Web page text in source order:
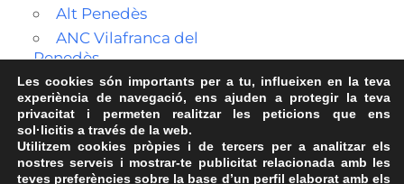
Alt Penedès
ANC Vilafranca del
Penedès
Les cookies són importants per a tu, influeixen en la teva
experiència de navegació, ens ajuden a protegir la teva
privacitat i permeten realitzar les peticions que ens
sol·licitis a través de la web.
Utilitzem cookies pròpies i de tercers per a analitzar els
nostres serveis i mostrar-te publicitat relacionada amb les
teves preferències sobre la base d’un perfil elaborat amb els